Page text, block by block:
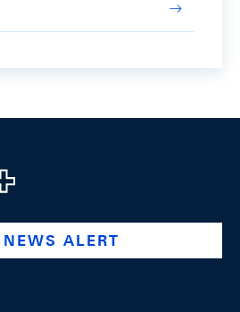
company/swiss-national-
@swissnationalbank
ALERT